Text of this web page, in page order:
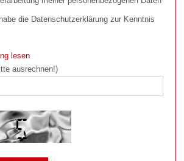
die Datenschutzerklärung zur Kenntnis
lesen
ausrechnen!)